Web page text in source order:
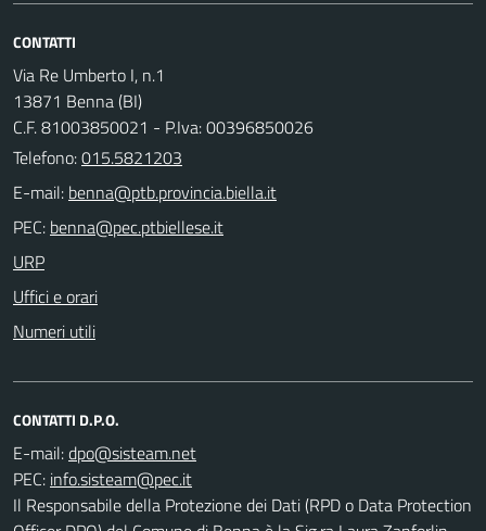
CONTATTI
Via Re Umberto I, n.1
13871 Benna (BI)
C.F. 81003850021 - P.Iva: 00396850026
Telefono:015.5821203
E-mail:
PEC:
URP
Uffici e orari
Numeri utili
CONTATTI D.P.O.
E-mail:
PEC:
Il Responsabile della Protezione dei Dati (RPD o Data Protection